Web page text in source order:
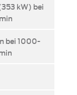
kW) bei
bei 1000-